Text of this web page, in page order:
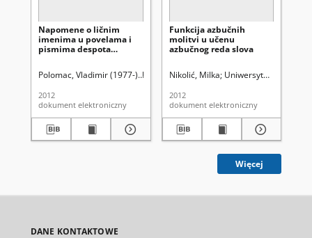
Napomene o ličnim
imenima u povelama i
pismima despota
Polomac, Vladimir (1977-) Uniwersytet Marii Curie-Skłodowskiej
2012
dokument elektroniczny
Funkcija azbučnih
molitvi u učenu
azbučnog reda slova
Nikolić, Milka Uniwersytet Marii
2012
dokument elektroniczny
Więcej
DANE KONTAKTOWE